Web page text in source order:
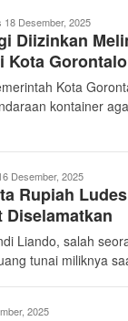
18 Desember, 2025
Diizinkan
Kota Gorontalo
Kota
kontainer
Desember, 2025
Rupiah
Diselamatkan
Liando, salah
tunai miliknya
2025